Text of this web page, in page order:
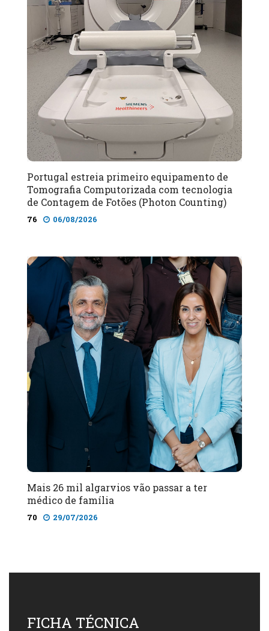
Portugal estreia primeiro equipamento de
Tomografia Computorizada com tecnologia
de Contagem de Fotões (Photon Counting)
76 06/08/2026
Mais 26 mil algarvios vão passar a ter
médico de família
70 29/07/2026
FICHA TÉCNICA